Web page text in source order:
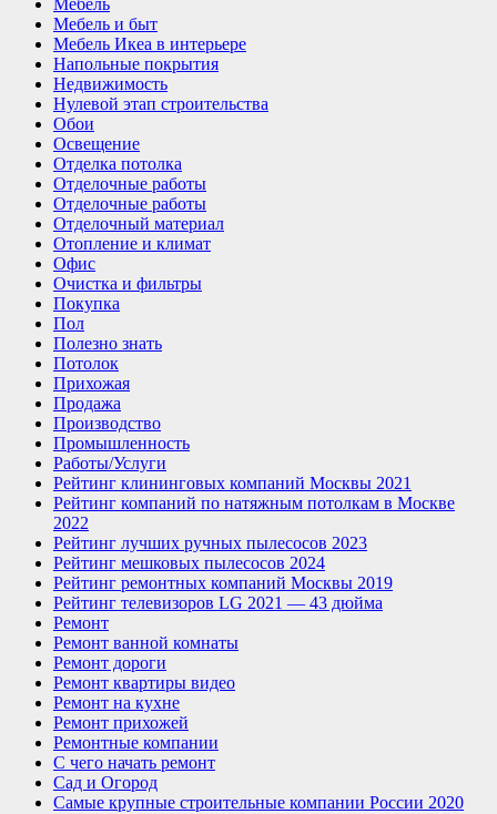
Мебель
Мебель и быт
Мебель Икеа в интерьере
Напольные покрытия
Недвижимость
Нулевой этап строительства
Обои
Освещение
Отделка потолка
Отделочные работы
Отделочные работы
Отделочный материал
Отопление и климат
Офис
Очистка и фильтры
Покупка
Пол
Полезно знать
Потолок
Прихожая
Продажа
Производство
Промышленность
Работы/Услуги
Рейтинг клининговых компаний Москвы 2021
Рейтинг компаний по натяжным потолкам в Москве
2022
Рейтинг лучших ручных пылесосов 2023
Рейтинг мешковых пылесосов 2024
Рейтинг ремонтных компаний Москвы 2019
Рейтинг телевизоров LG 2021 — 43 дюйма
Ремонт
Ремонт ванной комнаты
Ремонт дороги
Ремонт квартиры видео
Ремонт на кухне
Ремонт прихожей
Ремонтные компании
С чего начать ремонт
Сад и Огород
Самые крупные строительные компании России 2020